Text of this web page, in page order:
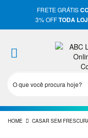
FRETE GRÁTIS
3% OFFTODA
Cadastrar
Início
Administração
HOME CASAR SEM